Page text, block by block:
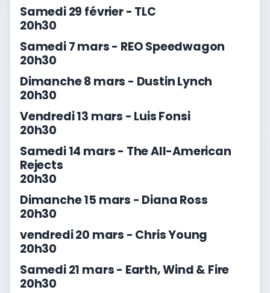
Samedi 29 février - TLC
20h30
Samedi 7 mars - REO Speedwagon
20h30
Dimanche 8 mars - Dustin Lynch
20h30
Vendredi 13 mars - Luis Fonsi
20h30
Samedi 14 mars - The All-American
Rejects
20h30
Dimanche 15 mars - Diana Ross
20h30
vendredi 20 mars - Chris Young
20h30
Samedi 21 mars - Earth, Wind & Fire
20h30